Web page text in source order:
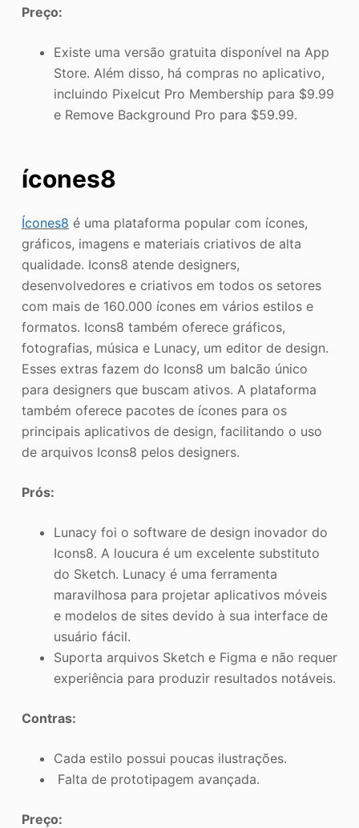
Preço:
Existe uma versão gratuita disponível na App
Store. Além disso, há compras no aplicativo,
incluindo Pixelcut Pro Membership para $9.99
e Remove Background Pro para $59.99.
ícones8
Ícones8 é uma plataforma popular com ícones,
gráficos, imagens e materiais criativos de alta
qualidade. Icons8 atende designers,
desenvolvedores e criativos em todos os setores
com mais de 160.000 ícones em vários estilos e
formatos. Icons8 também oferece gráficos,
fotografias, música e Lunacy, um editor de design.
Esses extras fazem do Icons8 um balcão único
para designers que buscam ativos. A plataforma
também oferece pacotes de ícones para os
principais aplicativos de design, facilitando o uso
de arquivos Icons8 pelos designers.
Prós:
Lunacy foi o software de design inovador do
Icons8. A loucura é um excelente substituto
do Sketch. Lunacy é uma ferramenta
maravilhosa para projetar aplicativos móveis
e modelos de sites devido à sua interface de
usuário fácil.
Suporta arquivos Sketch e Figma e não requer
experiência para produzir resultados notáveis.
Contras:
Cada estilo possui poucas ilustrações.
Falta de prototipagem avançada.
Preço: